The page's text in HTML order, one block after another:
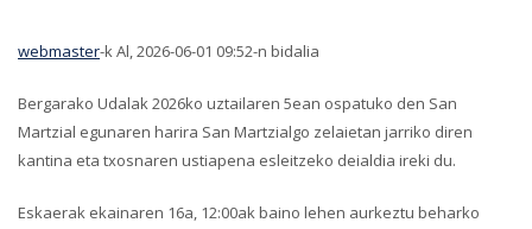
webmaster-k Al, 2026-06-01 09:52-n bidalia
Bergarako Udalak 2026ko uztailaren 5ean ospatuko den San
Martzial egunaren harira San Martzialgo zelaietan jarriko diren
kantina eta txosnaren ustiapena esleitzeko deialdia ireki du.
Eskaerak ekainaren 16a, 12:00ak baino lehen aurkeztu beharko